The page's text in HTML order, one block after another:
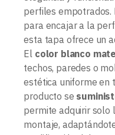
perfiles empotrados.
para encajar a la
esta tapa ofrece un
El color blanco mate
techos, paredes o
estética uniforme en
producto se
permite adquirir solo
montaje,